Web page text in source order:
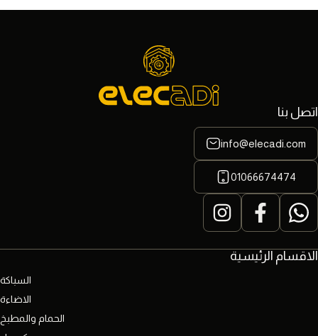
الاقسام الرئيسية
السباكة
الاضاءة
الحمام والمطبخ
اتصل بنا
info@elecadi.com
01066674474